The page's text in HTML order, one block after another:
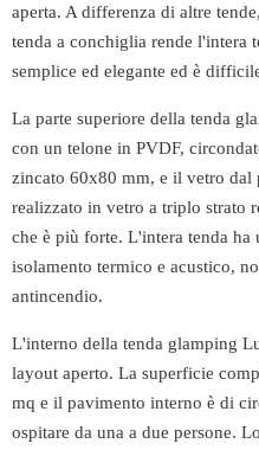
aperta. A differenza di altre
tenda a conchiglia rende l'intera
semplice ed elegante ed è
La parte superiore della tenda
con un telone in PVDF,
zincato 60x80 mm, e il vetro dal
realizzato in vetro a triplo strato
che è più forte. L'intera tenda
isolamento termico e acustico,
antincendio.
L'interno della tenda glamping
layout aperto. La superficie
mq e il pavimento interno è di
ospitare da una a due persone.